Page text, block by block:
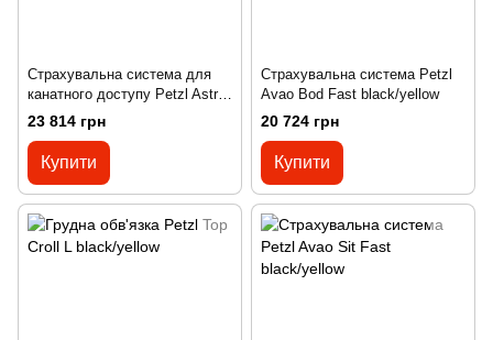
Страхувальна система для
канатного доступу Petzl Astro
Bod Fast black
23 814 грн
Купити
Страхувальна система Petzl
Avao Bod Fast black/yellow
20 724 грн
Купити